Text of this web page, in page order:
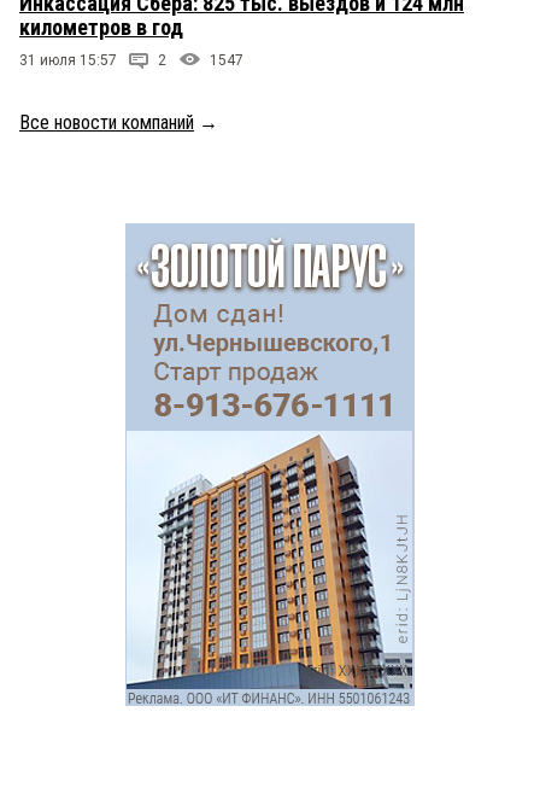
километров в год
31 июля 15:57 2 1547
Все новости компаний →